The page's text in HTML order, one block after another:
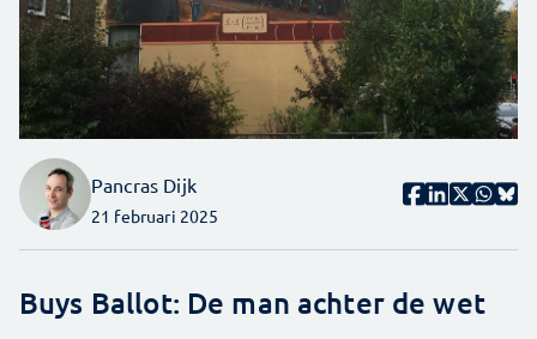
Pancras Dijk
21 februari 2025
Buys Ballot: De man achter de wet